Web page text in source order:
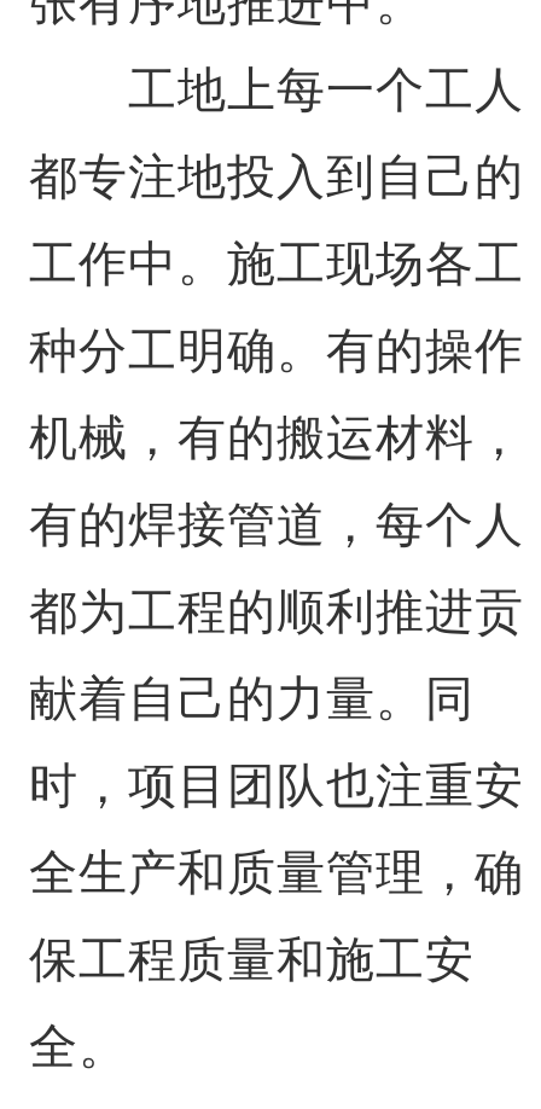
工地上每一个工人
都专注地投入到自己的
工作中。施工现场各工
种分工明确。有的操作
机械，有的搬运材料，
有的焊接管道，每个人
都为工程的顺利推进贡
献着自己的力量。同
时，项目团队也注重安
全生产和质量管理，确
保工程质量和施工安
全。